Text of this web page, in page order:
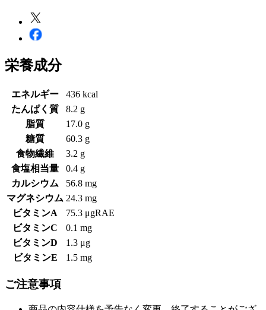
栄養成分
エネルギー
436 kcal
たんぱく質
8.2 g
脂質
17.0 g
糖質
60.3 g
食物繊維
3.2 g
食塩相当量
0.4 g
カルシウム
56.8 mg
マグネシウム 24.3 mg
ビタミンA
75.3 μgRAE
ビタミンC
0.1 mg
ビタミンD
1.3 μg
ビタミンE
1.5 mg
ご注意事項